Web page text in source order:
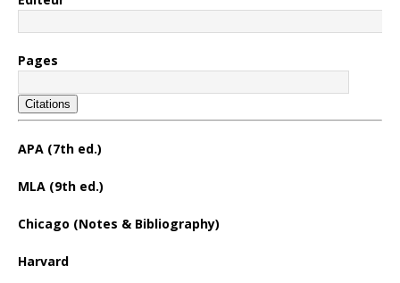
Pages
Citations
APA (7th ed.)
MLA (9th ed.)
Chicago (Notes & Bibliography)
Harvard